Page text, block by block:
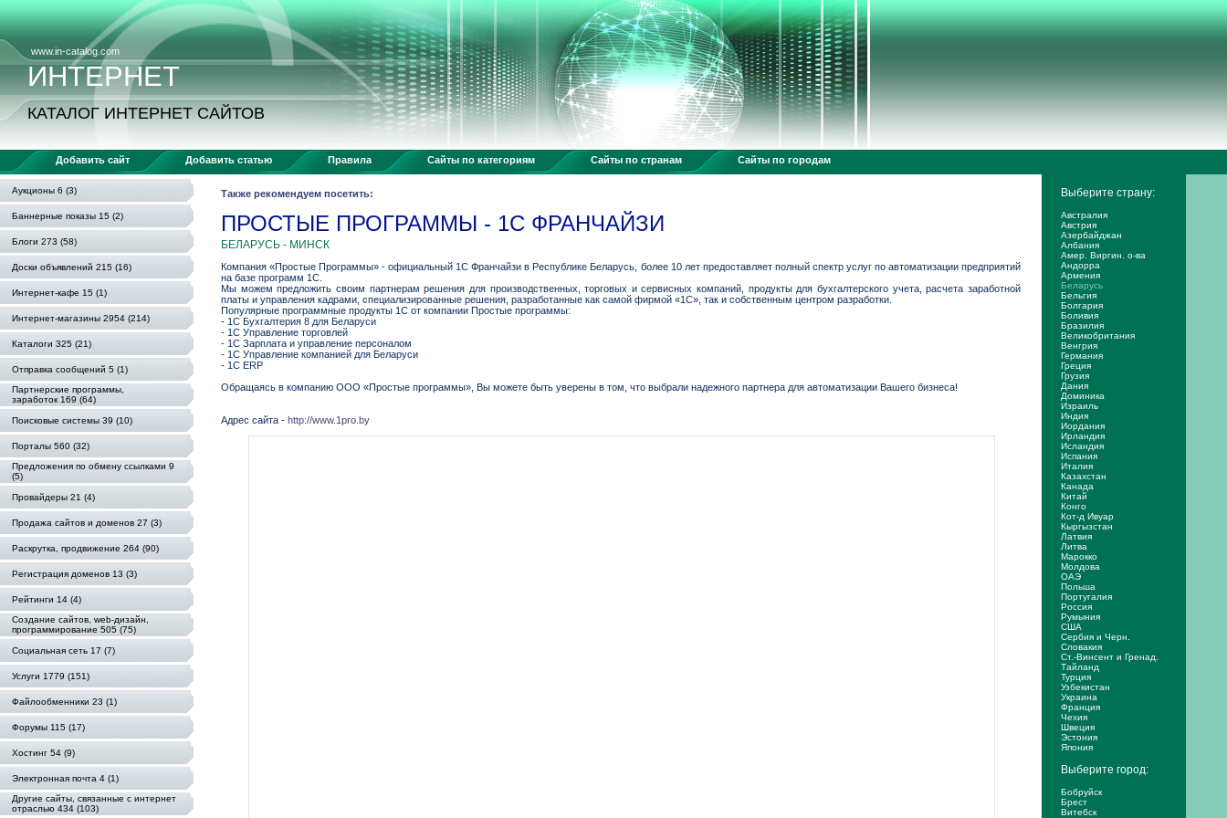
www.in-catalog.com
ИНТЕРНЕТ
КАТАЛОГ ИНТЕРНЕТ САЙТОВ
Добавить сайт Добавить статью Правила Сайты по категориям Сайты по странам Сайты по городам
Аукционы 6 (3)
Баннерные показы 15 (2)
Блоги 273 (58)
Доски объявлений 215 (16)
Интернет-кафе 15 (1)
Интернет-магазины 2954 (214)
Каталоги 325 (21)
Отправка сообщений 5 (1)
Партнерские программы,
заработок 169 (64)
Поисковые системы 39 (10)
Порталы 560 (32)
Предложения по обмену ссылками 9
(5)
Провайдеры 21 (4)
Продажа сайтов и доменов 27 (3)
Раскрутка, продвижение 264 (90)
Регистрация доменов 13 (3)
Рейтинги 14 (4)
Создание сайтов, web-дизайн,
программирование 505 (75)
Социальная сеть 17 (7)
Услуги 1779 (151)
Файлообменники 23 (1)
Форумы 115 (17)
Хостинг 54 (9)
Электронная почта 4 (1)
Другие сайты, связанные с интернет
отраслью 434 (103)
Также рекомендуем посетить:
ПРОСТЫЕ ПРОГРАММЫ - 1С ФРАНЧАЙЗИ
БЕЛАРУСЬ - МИНСК
Компания «Простые Программы» - официальный 1С Франчайзи в Республике Беларусь, более 10 лет предоставляет полный спектр услуг по автоматизации предприятий
на базе программ 1С.
Мы можем предложить своим партнерам решения для производственных, торговых и сервисных компаний, продукты для бухгалтерского учета, расчета заработной
платы и управления кадрами, специализированные решения, разработанные как самой фирмой «1С», так и собственным центром разработки.
Популярные программные продукты 1С от компании Простые программы:
- 1С Бухгалтерия 8 для Беларуси
- 1С Управление торговлей
- 1С Зарплата и управление персоналом
- 1С Управление компанией для Беларуси
- 1С ERP
Обращаясь в компанию ООО «Простые программы», Вы можете быть уверены в том, что выбрали надежного партнера для автоматизации Вашего бизнеса!
Адрес сайта - http://www.1pro.by
Выберите страну:
Австралия
Австрия
Азербайджан
Албания
Амер. Виргин. о-ва
Андорра
Армения
Беларусь
Бельгия
Болгария
Боливия
Бразилия
Великобритания
Венгрия
Германия
Греция
Грузия
Дания
Доминика
Израиль
Индия
Иордания
Ирландия
Исландия
Испания
Италия
Казахстан
Канада
Китай
Конго
Кот-д Ивуар
Кыргызстан
Латвия
Литва
Марокко
Молдова
ОАЭ
Польша
Португалия
Россия
Румыния
США
Сербия и Черн.
Словакия
Ст.-Винсент и Гренад.
Тайланд
Турция
Узбекистан
Украина
Франция
Чехия
Швеция
Эстония
Япония
Выберите город:
Бобруйск
Брест
Витебск